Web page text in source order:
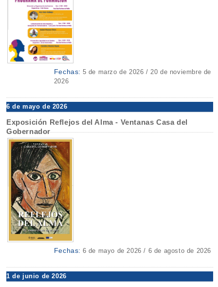
Fechas: 5 de marzo de 2026 / 20 de noviembre de
2026
6 de mayo de 2026
Exposición Reflejos del Alma - Ventanas Casa del
Gobernador
Fechas: 6 de mayo de 2026 / 6 de agosto de 2026
1 de junio de 2026